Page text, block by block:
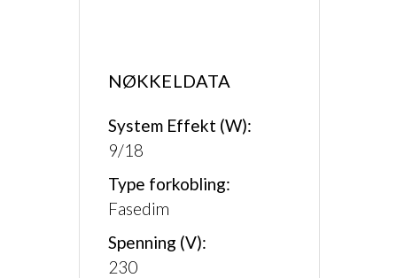
NØKKELDATA
System Effekt (W):
9/18
Type forkobling:
Fasedim
Spenning (V):
230